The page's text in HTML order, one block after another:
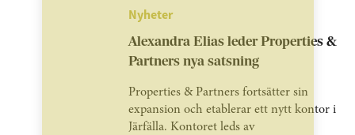
Nyheter
Alexandra Elias leder Properties &
Partners nya satsning
Properties & Partners fortsätter sin
expansion och etablerar ett nytt kontor i
Järfälla. Kontoret leds av